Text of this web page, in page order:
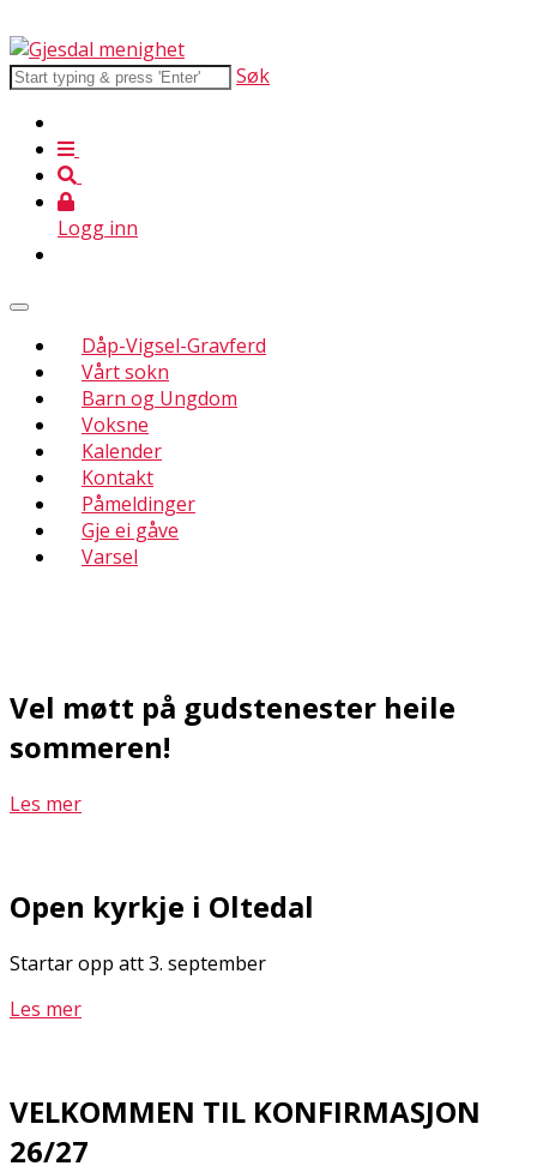
Søk
Logg inn
Dåp-Vigsel-Gravferd
Vårt sokn
Barn og Ungdom
Voksne
Kalender
Kontakt
Påmeldinger
Gje ei gåve
Varsel
Vel møtt på gudstenester heile
sommeren!
Les mer
Open kyrkje i Oltedal
Startar opp att 3. september
Les mer
VELKOMMEN TIL KONFIRMASJON
26/27